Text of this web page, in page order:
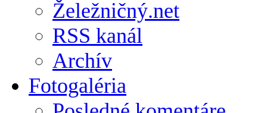
Želežničný.net
RSS kanál
Archív
Fotogaléria